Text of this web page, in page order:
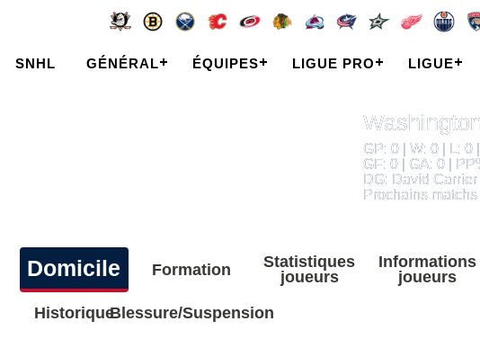
SNHL GÉNÉRAL ÉQUIPES LIGUE PRO LIGUE
GP: 0 | W: 0 | L: 0
GF: 0 | GA: 0 |
DG: David
Prochains
Domicile Formation
Statistiques
joueurs
Informations
joueurs
HistoriqueBlessure/Suspension